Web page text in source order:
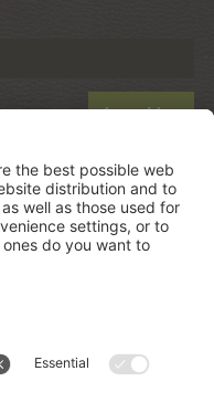
Anmelden
Hotel Dolasilla.CIN: